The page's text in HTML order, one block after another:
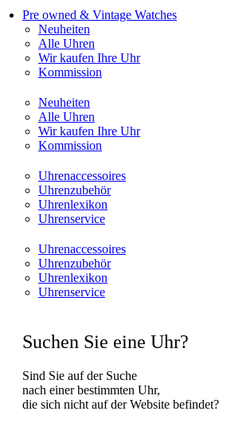
Pre owned & Vintage Watches
Neuheiten
Alle Uhren
Wir kaufen Ihre Uhr
Kommission
Neuheiten
Alle Uhren
Wir kaufen Ihre Uhr
Kommission
Uhrenaccessoires
Uhrenzubehör
Uhrenlexikon
Uhrenservice
Uhrenaccessoires
Uhrenzubehör
Uhrenlexikon
Uhrenservice
Suchen Sie eine Uhr?
Sind Sie auf der Suche
nach einer bestimmten Uhr,
die sich nicht auf der Website befindet?